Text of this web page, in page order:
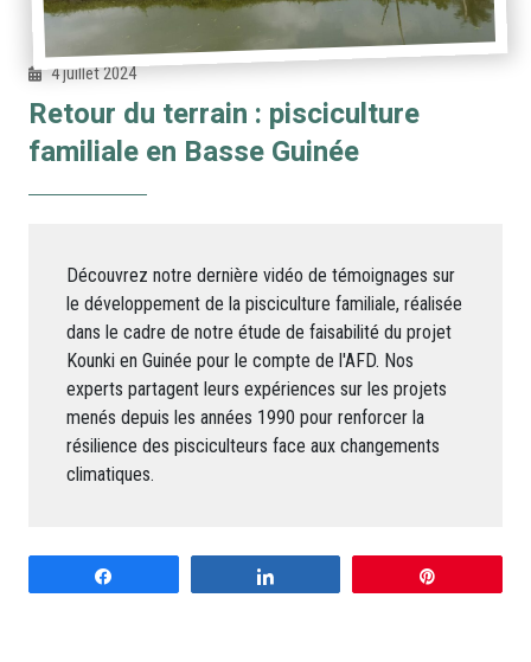
4 juillet 2024
Retour du terrain : pisciculture
familiale en Basse Guinée
Découvrez notre dernière vidéo de témoignages sur
le développement de la pisciculture familiale, réalisée
dans le cadre de notre étude de faisabilité du projet
Kounki en Guinée pour le compte de l'AFD. Nos
experts partagent leurs expériences sur les projets
menés depuis les années 1990 pour renforcer la
résilience des pisciculteurs face aux changements
climatiques.